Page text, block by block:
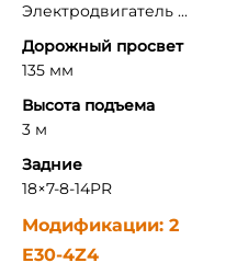
Электродвигатель ...
Дорожный просвет
135 мм
Высота подъема
3 м
Задние
18×7-8-14PR
Модификации: 2
E30-4Z4